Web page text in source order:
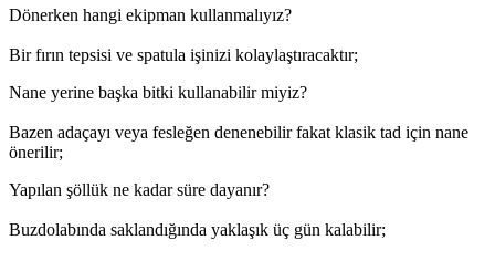
Dönerken hangi ekipman kullanmalıyız?
Bir fırın tepsisi ve spatula işinizi kolaylaştıracaktır;
Nane yerine başka bitki kullanabilir miyiz?
Bazen adaçayı veya fesleğen denenebilir fakat klasik tad için nane
önerilir;
Yapılan şöllük ne kadar süre dayanır?
Buzdolabında saklandığında yaklaşık üç gün kalabilir;